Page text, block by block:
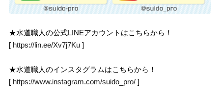
★水道職人の公式LINEアカウントはこちらから！
[ https://lin.ee/Xv7j7Ku ]
★水道職人のインスタグラムはこちらから！
[ https://www.instagram.com/suido_pro/ ]